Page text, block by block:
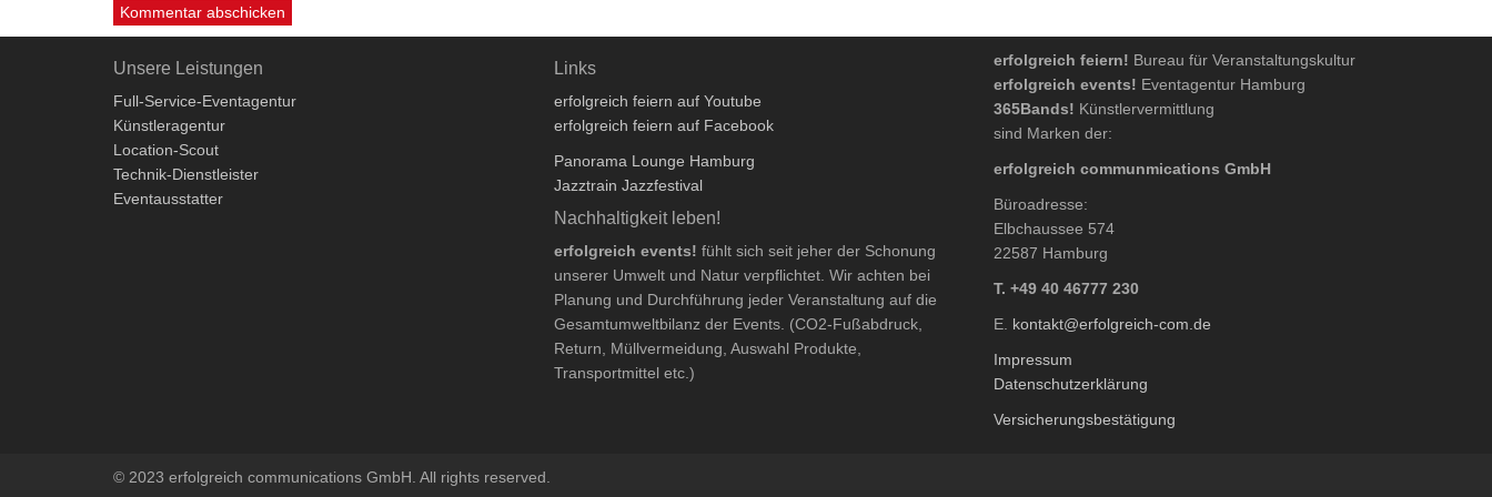
Unsere Leistungen
Full-Service-Eventagentur
Künstleragentur
Location-Scout
Technik-Dienstleister
Eventausstatter
Links
erfolgreich feiern auf Youtube
erfolgreich feiern auf Facebook
Panorama Lounge Hamburg
Jazztrain Jazzfestival
Nachhaltigkeit leben!
erfolgreich events! fühlt sich seit jeher der Schonung
unserer Umwelt und Natur verpflichtet. Wir achten bei
Planung und Durchführung jeder Veranstaltung auf die
Gesamtumweltbilanz der Events. (CO2-Fußabdruck,
Return, Müllvermeidung, Auswahl Produkte,
Transportmittel etc.)
erfolgreich feiern! Bureau für Veranstaltungskultur
erfolgreich events! Eventagentur Hamburg
365Bands! Künstlervermittlung
sind Marken der:
erfolgreich communmications GmbH
Büroadresse:
Elbchaussee 574
22587 Hamburg
T. +49 40 46777 230
E. kontakt@erfolgreich-com.de
Impressum
Datenschutzerklärung
Versicherungsbestätigung
© 2023 erfolgreich communications GmbH. All rights reserved.